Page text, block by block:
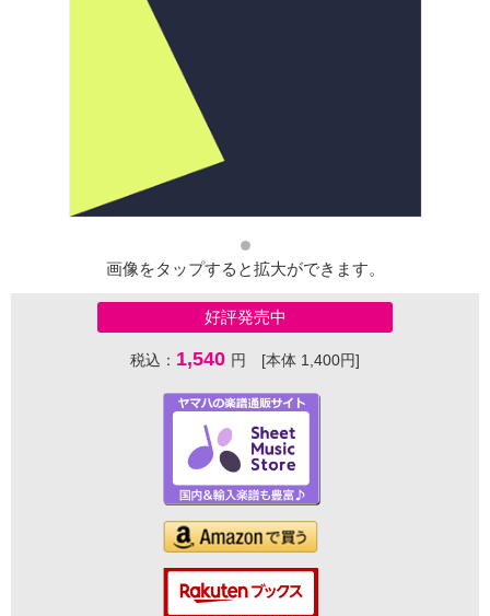
画像をタップすると拡大ができます。
好評発売中
税込： 1,540 円 [本体 1,400円]